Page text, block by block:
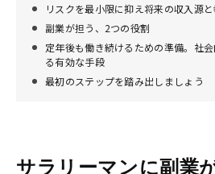
リスクを最小限に抑え将来の収入源
副業が担う、2つの役割
定年後も働き続けるための準備。社
る有効な手段
最初のステップを踏み出しましょう
サラリーマンに副業